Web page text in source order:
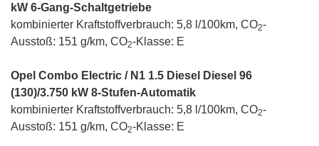
kW 6-Gang-Schaltgetriebe
kombinierter Kraftstoffverbrauch: 5,8 l/100km, CO2-
Ausstoß: 151 g/km, CO2-Klasse: E
Opel Combo Electric / N1 1.5 Diesel Diesel 96
(130)/3.750 kW 8-Stufen-Automatik
kombinierter Kraftstoffverbrauch: 5,8 l/100km, CO2-
Ausstoß: 151 g/km, CO2-Klasse: E